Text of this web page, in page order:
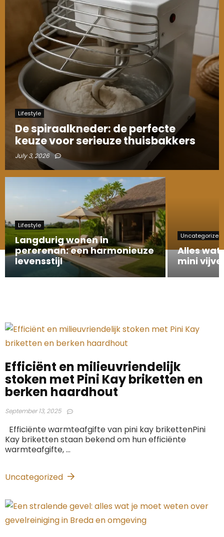
Lifestyle
De spiraalkneder: de perfecte
keuze voor serieuze thuisbakkers
July 3, 2026
Lifestyle
Langdurig wonen in
pererenan: een harmonieuze
levensstijl
Uncategorized
Alles wat
mini
Efficiënt en milieuvriendelijk
stoken met Pini Kay briketten en
berken haardhout
September 13, 2025
Efficiënte warmteafgifte van pini kay brikettenPini
Kay briketten staan bekend om hun efficiënte
warmteafgifte, ...
Uncategorized